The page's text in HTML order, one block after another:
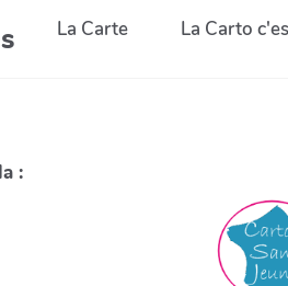
La Carte La Carto
: